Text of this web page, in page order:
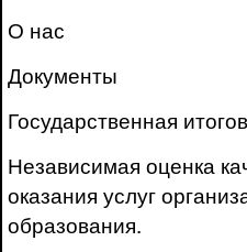
О нас
Документы
Государственная
Независимая оценка
оказания услуг
образования.